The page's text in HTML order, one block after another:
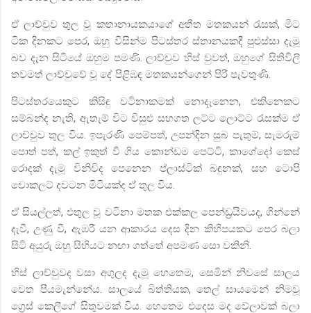
ඒ ලාච්චුව තුල වූ කතානායකයාගේ අතීත මතකයන් රැසක්, මීට
ටික දිනකට පෙර,ඔහු විසින්ම පිටස්තර ස්තානයකදී පුළුස්සා දැමූ
බව දැන සිටියේ ඔහුම පමණි. ලාච්චුව හිස් වුවත්,ඔහුගේ සිතිවිලි
තවමත් ලාච්චුවේ වූ දේ පිළිඹඳ මතකයන්ගෙන් පිරී පැවතුණි.
පිටස්තරයෙකුට කිසිඳු වටිනාකමක් නොදැනෙන, එකිනෙකට
සම්බන්ද නැති, ඇතැම් විට විසුළු සහගත ලට්ට ලොට්ට රැසක්ම ඒ
ලාච්චුව තුල විය. ඉපැරණි පෙම්පත්, උපන්දින සුබ පැතුම්, සැමරුම්
පොත් පත්, කල් ඉකුත් වී ගිය කොන්ඩම පෙට්ටි, කාගේදෝ කෙස්
රොදක් දැමූ විනිවිද පෙනෙන ප්ලාස්ටික් බඳුනක්, සහ ටොපි
චොකලට් දවටන මිටියක්ද ඒ තුල විය.
ඒ සියල්ලත්,එතුල වූ වටිනා මතක එක්කල පෙන්ඩ්‍රයිවයද, ගින්නේ
දැවී,උණු වී, ඇඹරී යන ආකාරය දෙස දින කිහිපයකට පෙර බලා
සිටි අයුරු ඔහු සිහියට නඟා ගත්තේ අපමණ සො වකිනි.
හිස් ලාච්චුවද වසා අගුලද දැමූ හෙතෙම, සෙමින් නිවසේ සාලය
වෙත පියමැන්නේය. සාලයේ බිත්තියක,තෙල් සායමෙන් නිමවූ
ග්‍රෙස් කෙලීගේ සිතුවමක් විය. හෙතෙම එදෙස මද වේලාවක් බලා